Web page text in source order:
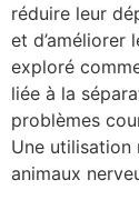
réduire leur
et d’améliorer
exploré
liée à la
problèmes
Une utilisation
animaux